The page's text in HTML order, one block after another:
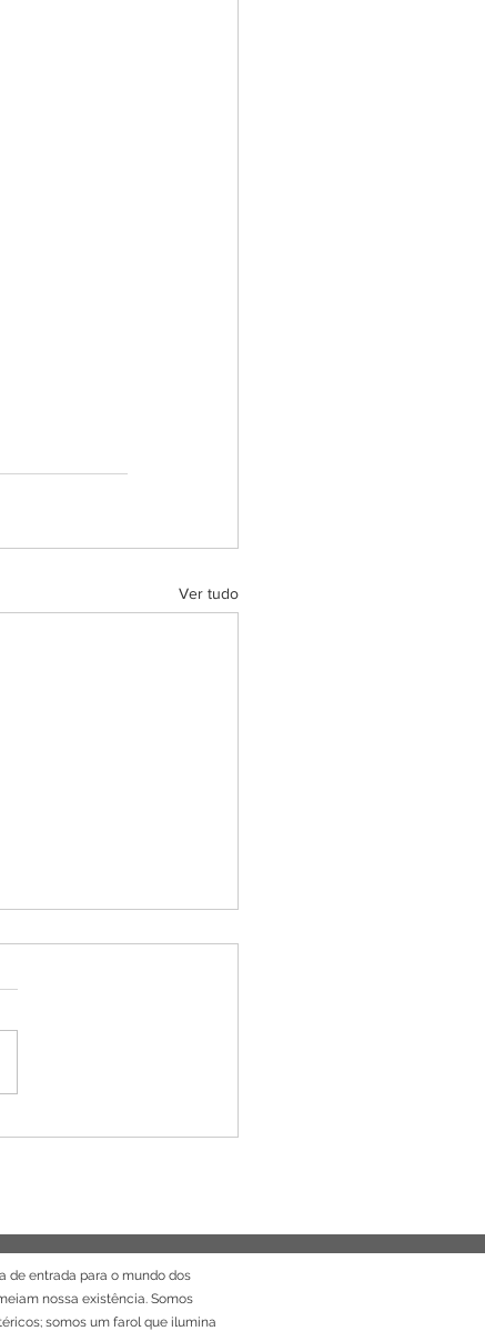
Ver tudo
de entrada para o mundo dos
nossa existência. Somos
somos um farol que ilumina